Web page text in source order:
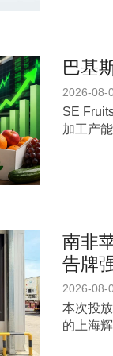
巴基
2026-08-
SE
加工产
南非
告牌
2026-08-
本次投
的上海